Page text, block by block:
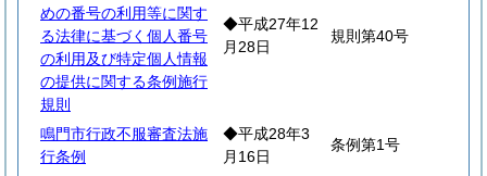
めの番号の利用等に関す
る法律に基づく個人番号
の利用及び特定個人情報
の提供に関する条例施行
規則
◆平成27年12
月28日
規則第40号
鳴門市行政不服審査法施
行条例
◆平成28年3
月16日
条例第1号